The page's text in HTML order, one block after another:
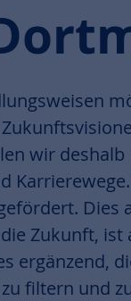
wir deshalb
Dies
Zukunft, ist
ergänzend,
filtern und